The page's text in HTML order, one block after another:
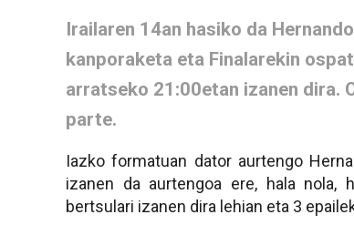
Irailaren 14an hasiko da
kanporaketa eta Finalarekin
arratseko 21:00etan izanen
parte.
Iazko formatuan dator aurtengo
izanen da aurtengoa ere, hala nola,
bertsulari izanen dira lehian eta 3